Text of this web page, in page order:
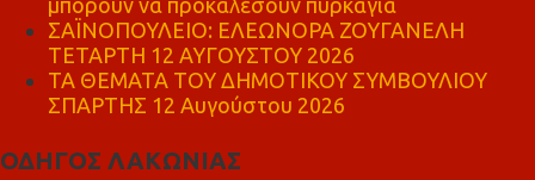
μπορούν να προκαλέσουν πυρκαγιά
ΣΑΪΝΟΠΟΥΛΕΙΟ: ΕΛΕΩΝΟΡΑ ΖΟΥΓΑΝΕΛΗ
ΤΕΤΑΡΤΗ 12 ΑΥΓΟΥΣΤΟΥ 2026
ΤΑ ΘΕΜΑΤΑ ΤΟΥ ΔΗΜΟΤΙΚΟΥ ΣΥΜΒΟΥΛΙΟΥ
ΣΠΑΡΤΗΣ 12 Αυγούστου 2026
ΟΔΗΓΟΣ ΛΑΚΩΝΙΑΣ